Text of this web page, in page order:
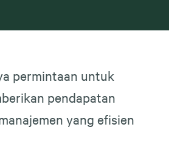
permintaan untuk
pendapatan
yang efisien